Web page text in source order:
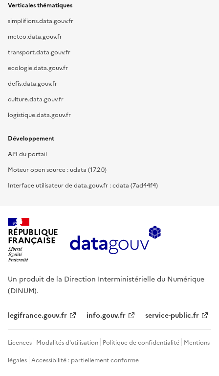
Verticales thématiques
simplifions.data.gouv.fr
meteo.data.gouv.fr
transport.data.gouv.fr
ecologie.data.gouv.fr
defis.data.gouv.fr
culture.data.gouv.fr
logistique.data.gouv.fr
Développement
API du portail
Moteur open source : udata (17.2.0)
Interface utilisateur de data.gouv.fr : cdata (7ad44f4)
RÉPUBLIQUE
FRANÇAISE
Un produit de la Direction Interministérielle du Numérique
(DINUM).
legifrance.gouv.fr info.gouv.fr service-public.fr
Licences Modalités d'utilisation Politique de confidentialité Mentions
légales Accessibilité : partiellement conforme